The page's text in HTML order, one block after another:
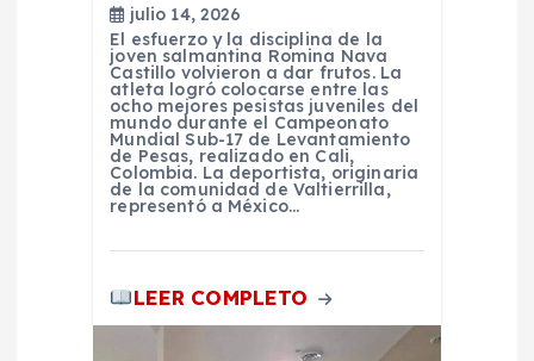
julio 14, 2026
El esfuerzo y la disciplina de la
joven salmantina Romina Nava
Castillo volvieron a dar frutos. La
atleta logró colocarse entre las
ocho mejores pesistas juveniles del
mundo durante el Campeonato
Mundial Sub-17 de Levantamiento
de Pesas, realizado en Cali,
Colombia. La deportista, originaria
de la comunidad de Valtierrilla,
representó a México…
LEER COMPLETO